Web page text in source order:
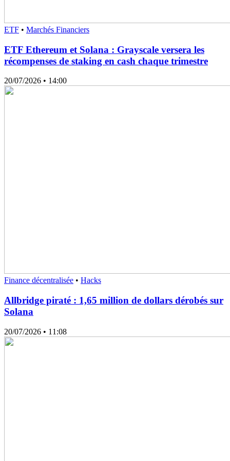
ETF • Marchés Financiers
ETF Ethereum et Solana : Grayscale versera les
récompenses de staking en cash chaque trimestre
20/07/2026 • 14:00
Finance décentralisée • Hacks
Allbridge piraté : 1,65 million de dollars dérobés sur
Solana
20/07/2026 • 11:08